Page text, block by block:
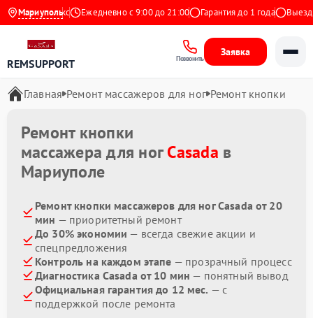
Мариуполь
4.9 на Яндекс Ежедневно с 9:00 до 21:00 Гарантия до 1 года Выезд
REMSUPPORT Позвонить
Заявка
Главная Ремонт массажеров для ног Ремонт кнопки
Ремонт кнопки
массажера для ногCasada в
Мариуполе
Ремонт кнопки массажеров для ног Casada от 20
мин — приоритетный ремонт
До 30% экономии — всегда свежие акции и
спецпредложения
Контроль на каждом этапе — прозрачный процесс
Диагностика Casada от 10 мин — понятный вывод
Официальная гарантия до 12 мес. — с
поддержкой после ремонта